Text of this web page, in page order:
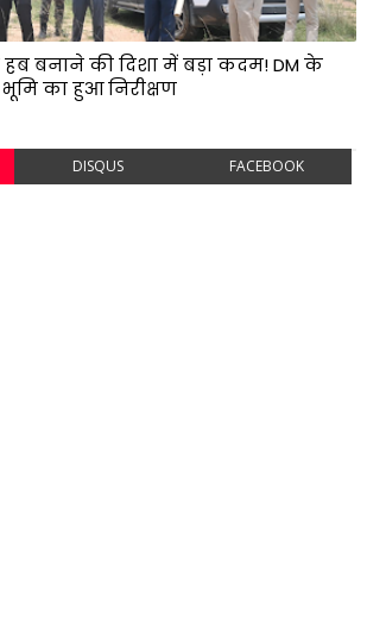
बनाने की दिशा में बड़ा कदम! DM के
का हुआ निरीक्षण
DISQUS FACEBOOK